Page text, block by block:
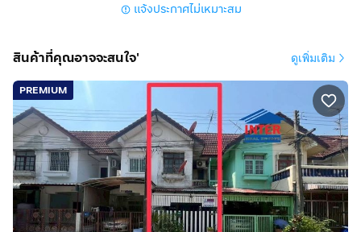
มุ้งลวด เหล็กดัด ม่าน
การตกแต่ง
ข้อมูล: ทาวน์เฮ้าส์ 2 ชั้น พื้นที่ 35.5 ตรว. หมู่บ้านวังทองริ
เวอร์พาร์ค ซอยพหลโยธิน70
- ขนาด 4 ห้องนอน 2 ห้องน้ำ 1 ห้องรับแขก ต่อเติมโรงรถ
แล้ว มีร้านอาหารตามสั่ง พื้นที่ด้านหลังกว้าง พร้อมต่อเติม
เคาน์เตอร์ครัว เย็นรับลมตลอดวัน
จุดเด่น: มี 4 ห้องนอน ด้านหน้าเปิดกิจการได้เลย เหมาะกับ
ครอบครัวสมาชิกหลายคน
สาธารณูปโภค: ถนนในโครงการกว้างขวาง ตรงข้ามบ้านมี
7-11 ในหมู่บ้าน,สนามบาส,โรงเรียนอนุบาลในหมู่บ้าน
แจ้งประกาศไม่เหมาะสม
สินค้าที่คุณอาจจะสนใจ' ดูเพิ่มเติม
PREMIUM